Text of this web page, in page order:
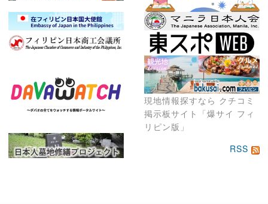
現地情報探すなら クチコミ
掲示板サイト「爆サイ フィ
リピン版」
RSS